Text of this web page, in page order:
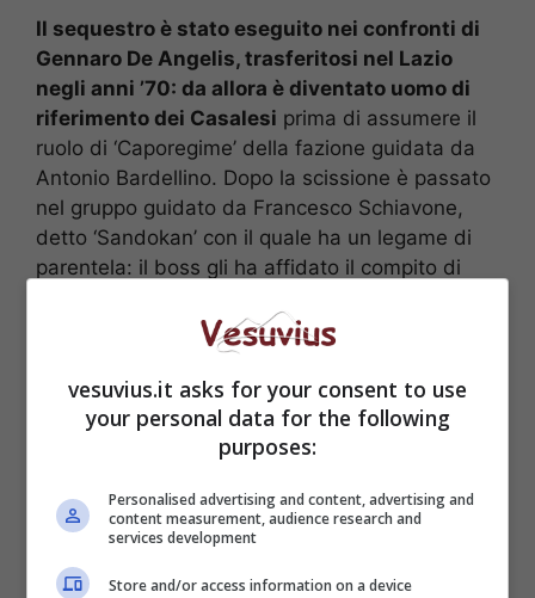
Il sequestro è stato eseguito nei confronti di
Gennaro De Angelis, trasferitosi nel Lazio
negli anni ’70: da allora è diventato uomo di
riferimento dei Casalesi prima di assumere il
ruolo di ‘Caporegime’ della fazione guidata da
Antonio Bardellino. Dopo la scissione è passato
nel gruppo guidato da Francesco Schiavone,
detto ‘Sandokan’ con il quale ha un legame di
parentela: il boss gli ha affidato il compito di
all’estero, ruolo che è riuscito a ritagliarsi grazie
alle sue capacità imprenditoriali e di
intermediazione bancaria.
vesuvius.it asks for your consent to use
your personal data for the following
purposes:
Personalised advertising and content, advertising and
content measurement, audience research and
services development
Store and/or access information on a device